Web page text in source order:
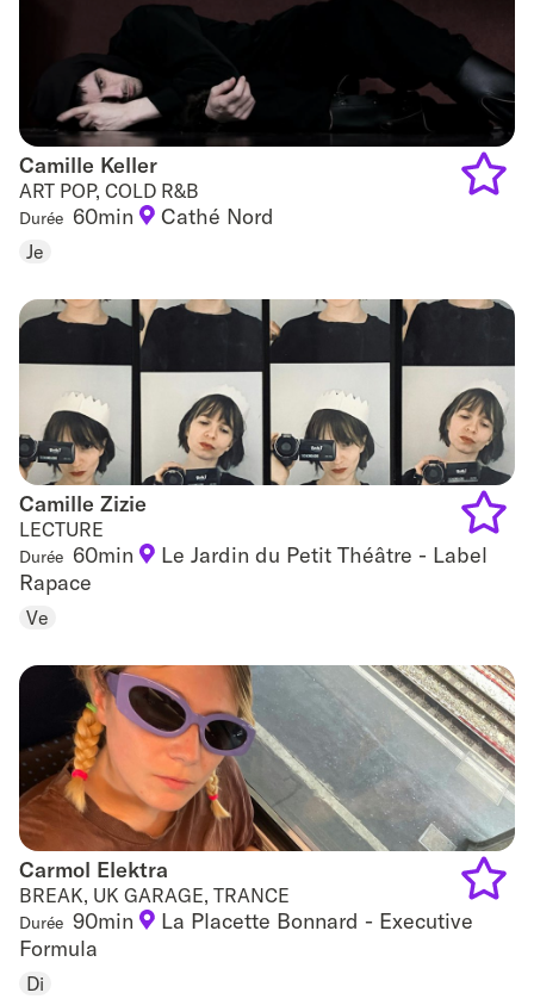
Camille Keller
Camille Keller
ART POP, COLD R&B
Durée 60min Cathé Nord
Je
Camille Zizie
Camille Zizie
LECTURE
Durée 60min
Le Jardin du Petit Théâtre - Label
Rapace
Ve
Add
Carmol Elektra
Carmol Elektra
BREAK, UK GARAGE, TRANCE
Durée 90min
La Placette Bonnard - Executive
Formula
Di
Add